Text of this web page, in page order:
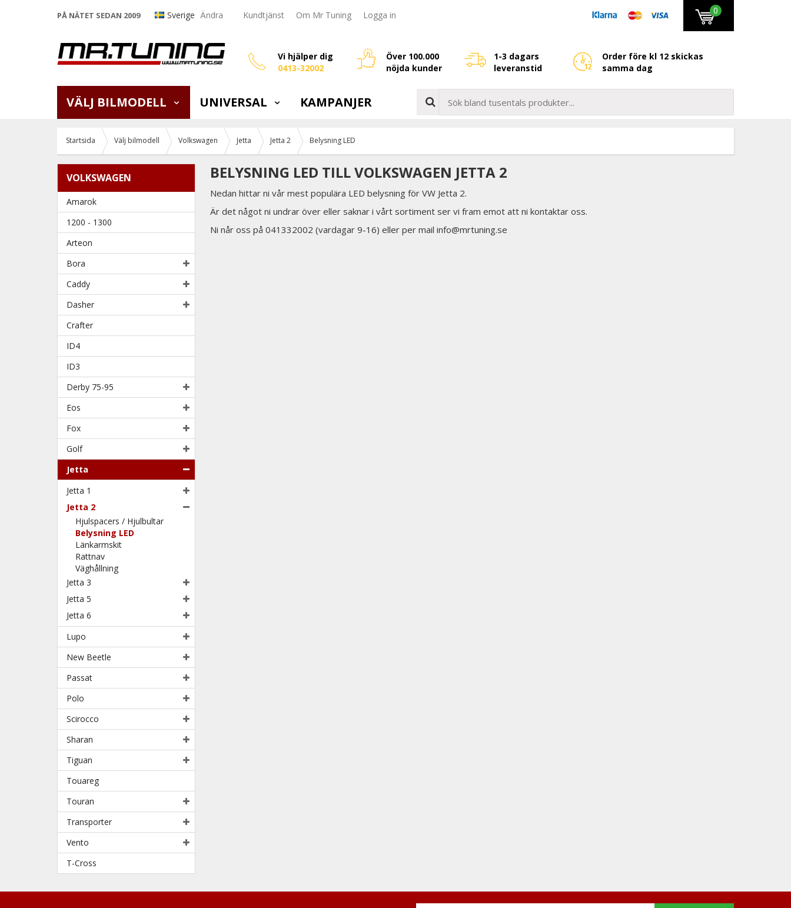
PÅ NÄTET SEDAN 2009 Sverige Ändra Kundtjänst Om Mr Tuning Logga in 0
Vi hjälper dig
0413-32002
Över 100.000
nöjda kunder
1-3 dagars
leveranstid
Order före kl 12 skickas
samma dag
VÄLJ BILMODELL UNIVERSAL KAMPANJER
Startsida Välj bilmodell Volkswagen Jetta Jetta 2 Belysning LED
VOLKSWAGEN
Amarok
1200 - 1300
Arteon
Bora
Caddy
Dasher
Crafter
ID4
ID3
Derby 75-95
Eos
Fox
Golf
Jetta
Jetta 1
Jetta 2
Hjulspacers / Hjulbultar
Belysning LED
Länkarmskit
Rattnav
Väghållning
Jetta 3
Jetta 5
Jetta 6
Lupo
New Beetle
Passat
Polo
Scirocco
Sharan
Tiguan
Touareg
Touran
Transporter
Vento
T-Cross
BELYSNING LED TILL VOLKSWAGEN JETTA 2
Nedan hittar ni vår mest populära LED belysning för VW Jetta 2.
Är det något ni undrar över eller saknar i vårt sortiment ser vi fram emot att ni kontaktar oss.
Ni når oss på 041332002 (vardagar 9-16) eller per mail info@mrtuning.se